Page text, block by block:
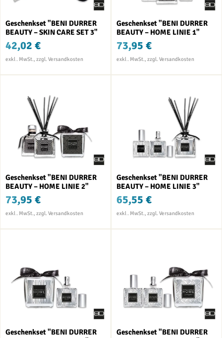
Geschenkset "BENI DURRER
BEAUTY – SKIN CARE SET 3"
42,02 €
Geschenkset "BENI DURRER
BEAUTY – HOME LINIE 1"
73,95 €
Geschenkset "BENI DURRER
BEAUTY – HOME LINIE 2"
73,95 €
Geschenkset "BENI DURRER
BEAUTY – HOME LINIE 3"
65,55 €
Geschenkset "BENI DURRER
Geschenkset "BENI DURRER